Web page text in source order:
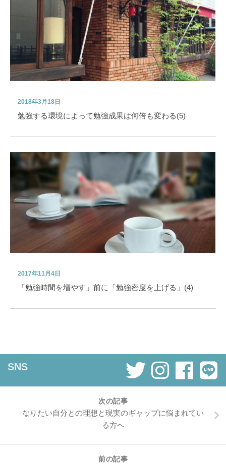
2018年3月18日
勉強する環境によって勉強成果は何倍も変わる(5)
2017年11月4日
「勉強時間を増やす」前に「勉強密度を上げる」(4)
SNS
次の記事
なりたい自分との理想と現実のギャップに悩まれてい
る方へ
前の記事